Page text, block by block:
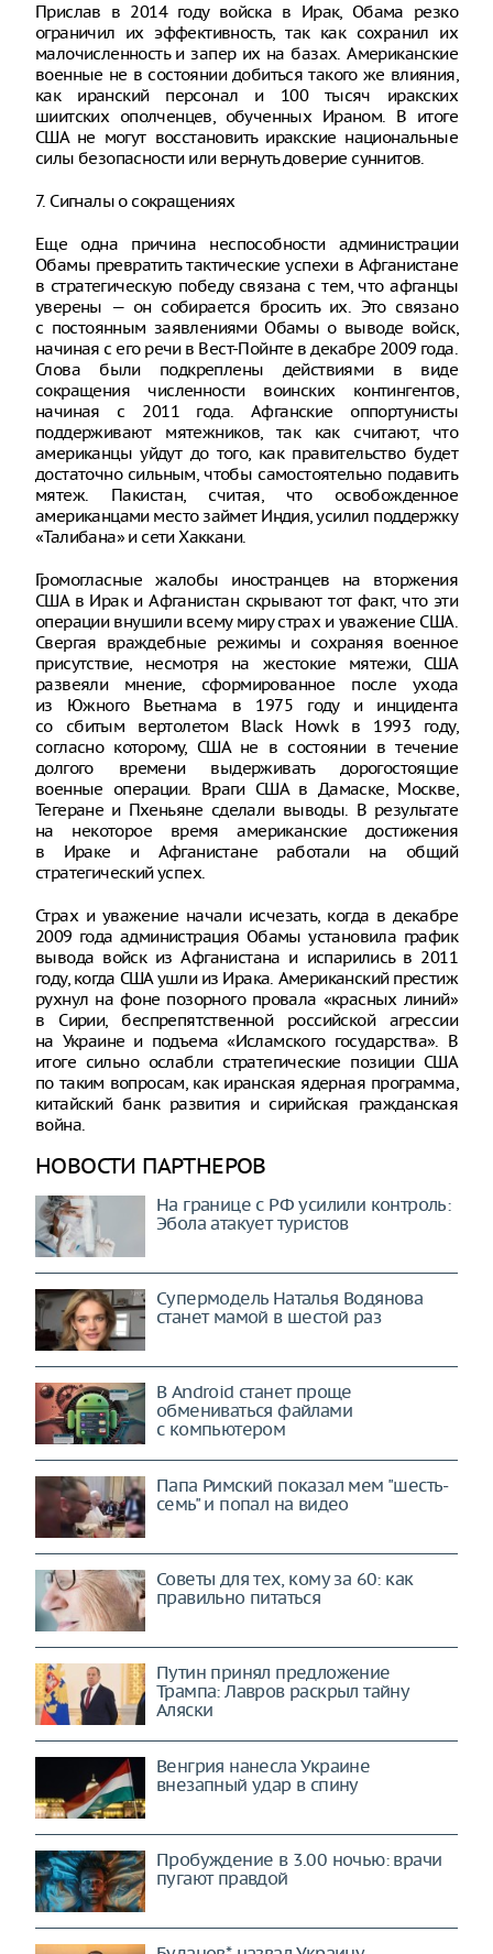
Прислав в 2014 году войска в Ирак, Обама резко
ограничил их эффективность, так как сохранил их
малочисленность и запер их на базах. Американские
военные не в состоянии добиться такого же влияния,
как иранский персонал и 100 тысяч иракских
шиитских ополченцев, обученных Ираном. В итоге
США не могут восстановить иракские национальные
силы безопасности или вернуть доверие суннитов.
7. Сигналы о сокращениях
Еще одна причина неспособности администрации
Обамы превратить тактические успехи в Афганистане
в стратегическую победу связана с тем, что афганцы
уверены — он собирается бросить их. Это связано
с постоянным заявлениями Обамы о выводе войск,
начиная с его речи в Вест-Пойнте в декабре 2009 года.
Слова были подкреплены действиями в виде
сокращения численности воинских контингентов,
начиная с 2011 года. Афганские оппортунисты
поддерживают мятежников, так как считают, что
американцы уйдут до того, как правительство будет
достаточно сильным, чтобы самостоятельно подавить
мятеж. Пакистан, считая, что освобожденное
американцами место займет Индия, усилил поддержку
«Талибана» и сети Хаккани.
Громогласные жалобы иностранцев на вторжения
США в Ирак и Афганистан скрывают тот факт, что эти
операции внушили всему миру страх и уважение США.
Свергая враждебные режимы и сохраняя военное
присутствие, несмотря на жестокие мятежи, США
развеяли мнение, сформированное после ухода
из Южного Вьетнама в 1975 году и инцидента
со сбитым вертолетом Black Howk в 1993 году,
согласно которому, США не в состоянии в течение
долгого времени выдерживать дорогостоящие
военные операции. Враги США в Дамаске, Москве,
Тегеране и Пхеньяне сделали выводы. В результате
на некоторое время американские достижения
в Ираке и Афганистане работали на общий
стратегический успех.
Страх и уважение начали исчезать, когда в декабре
2009 года администрация Обамы установила график
вывода войск из Афганистана и испарились в 2011
году, когда США ушли из Ирака. Американский престиж
рухнул на фоне позорного провала «красных линий»
в Сирии, беспрепятственной российской агрессии
на Украине и подъема «Исламского государства». В
итоге сильно ослабли стратегические позиции США
по таким вопросам, как иранская ядерная программа,
китайский банк развития и сирийская гражданская
война.
НОВОСТИ ПАРТНЕРОВ
На границе с РФ усилили контроль:
Эбола атакует туристов
Супермодель Наталья Водянова
станет мамой в шестой раз
В Android станет проще
обмениваться файлами
с компьютером
Папа Римский показал мем "шесть-
семь" и попал на видео
Советы для тех, кому за 60: как
правильно питаться
Путин принял предложение
Трампа: Лавров раскрыл тайну
Аляски
Венгрия нанесла Украине
внезапный удар в спину
Пробуждение в 3.00 ночью: врачи
пугают правдой